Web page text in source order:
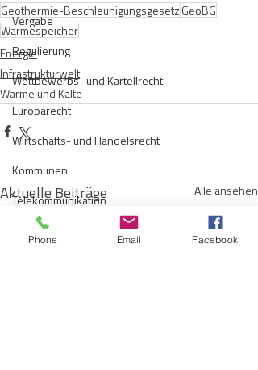
Vergabe
Regulierung
Wettbewerbs- und Kartellrecht
Europarecht
Wirtschafts- und Handelsrecht
Kommunen
Telekommunikation
Gesellschaftsrecht
Geothermie-BeschleunigungsgesetzGeoBG
Wärmespeicher
Energie
Infrastrukturwelt
Wärme und Kälte
Aktuelle Beiträge Alle ansehen
Phone Email Facebook